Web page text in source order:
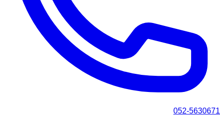
052-5630671